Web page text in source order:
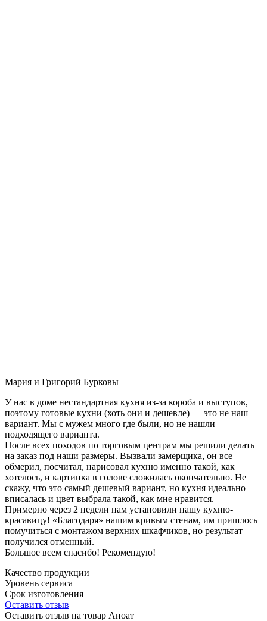
Мария и Григорий Бурковы
У нас в доме нестандартная кухня из-за короба и выступов,
поэтому готовые кухни (хоть они и дешевле) — это не наш
вариант. Мы с мужем много где были, но не нашли
подходящего варианта.
После всех походов по торговым центрам мы решили делать
на заказ под наши размеры. Вызвали замерщика, он все
обмерил, посчитал, нарисовал кухню именно такой, как
хотелось, и картинка в голове сложилась окончательно. Не
скажу, что это самый дешевый вариант, но кухня идеально
вписалась и цвет выбрала такой, как мне нравится.
Примерно через 2 недели нам установили нашу кухню-
красавицу! «Благодаря» нашим кривым стенам, им пришлось
помучиться с монтажом верхних шкафчиков, но результат
получился отменный.
Большое всем спасибо! Рекомендую!
Качество продукции
Уровень сервиса
Срок изготовления
Оставить отзыв
Оставить отзыв на товар Аноат